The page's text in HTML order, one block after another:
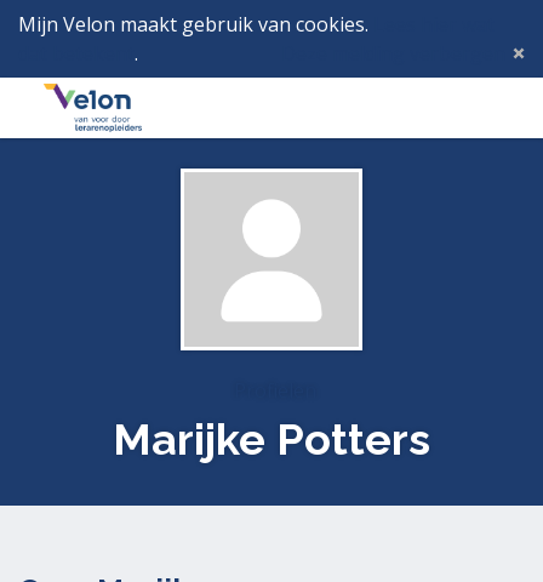
Mijn Velon maakt gebruik van cookies.
.
Menu
Marijke Potters